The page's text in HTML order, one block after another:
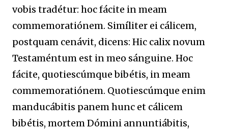
vobis tradétur: hoc fácite in meam
commemoratiónem. Simíliter ei cálicem,
postquam cenávit, dicens: Hic calix novum
Testaméntum est in meo sánguine. Hoc
fácite, quotiescúmque bibétis, in meam
commemoratiónem. Quotiescúmque enim
manducábitis panem hunc et cálicem
bibétis, mortem Dómini annuntiábitis,